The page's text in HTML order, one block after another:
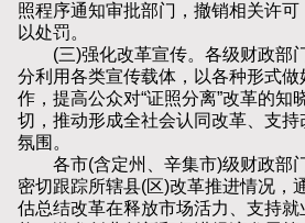
照程序通知审批部门，撤销相关许
以处罚。
(三)强化改革宣传。各级财政部
分利用各类宣传载体，以各种形式
作，提高公众对“证照分离”改革的知
切，推动形成全社会认同改革、支
氛围。
各市(含定州、辛集市)级财政部
密切跟踪所辖县(区)改革推进情况，
估总结改革在释放市场活力、支持